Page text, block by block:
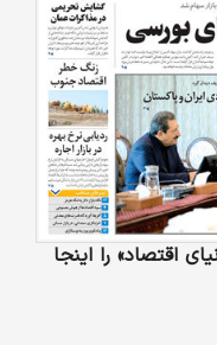
اقتصاد» را اینجا